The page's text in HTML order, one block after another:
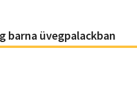
barna üvegpalackban